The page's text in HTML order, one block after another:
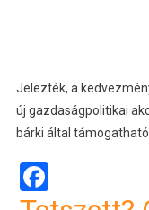
Jelezték, a
új gazdaságpolitikai
bárki által